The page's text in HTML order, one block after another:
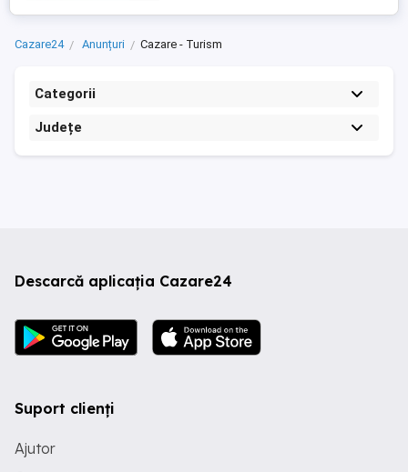
Cazare24 Anunțuri Cazare - Turism
Categorii
Județe
Descarcă aplicația Cazare24
Suport clienți
Ajutor